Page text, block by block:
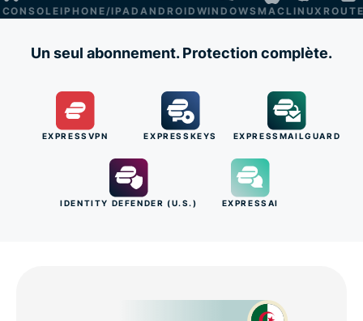
IPHONE/IPADANDROIDWINDOWSMAC LINUX ROUTER
Un seul abonnement. Protection complète.
EXPRESSVPN EXPRESSKEYS EXPRESSMAILGUARD
IDENTITY DEFENDER (U.S.) EXPRESSAI